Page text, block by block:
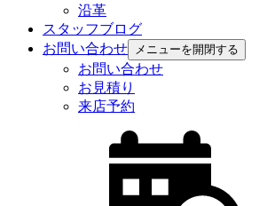
沿革
スタッフブログ
お問い合わせ
メニューを開閉する
お問い合わせ
お見積り
来店予約